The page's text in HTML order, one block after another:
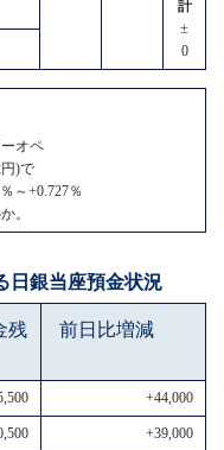
計
±
0
オペ
)で
～+0.727％
。
日銀当座預金状況
残
前日比増減
+44,000
+39,000